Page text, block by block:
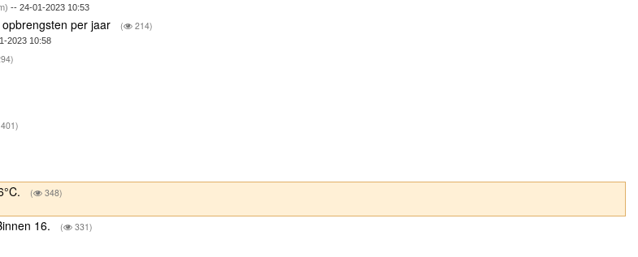
-- 24-01-2023 10:53
per jaar ( 214)
2023 10:58
401)
( 348)
16. ( 331)